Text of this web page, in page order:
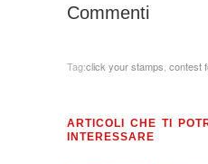
Commenti
Tag:click your stamps contest
ARTICOLI CHE TI
INTERESSARE